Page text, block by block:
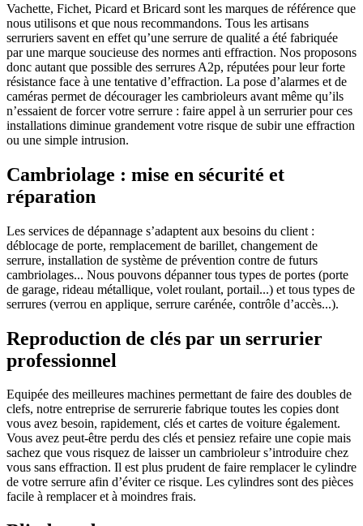
Vachette, Fichet, Picard et Bricard sont les marques de référence que
nous utilisons et que nous recommandons. Tous les artisans
serruriers savent en effet qu’une serrure de qualité a été fabriquée
par une marque soucieuse des normes anti effraction. Nos proposons
donc autant que possible des serrures A2p, réputées pour leur forte
résistance face à une tentative d’effraction. La pose d’alarmes et de
caméras permet de décourager les cambrioleurs avant même qu’ils
n’essaient de forcer votre serrure : faire appel à un serrurier pour ces
installations diminue grandement votre risque de subir une effraction
ou une simple intrusion.
Cambriolage : mise en sécurité et
réparation
Les services de dépannage s’adaptent aux besoins du client :
déblocage de porte, remplacement de barillet, changement de
serrure, installation de système de prévention contre de futurs
cambriolages... Nous pouvons dépanner tous types de portes (porte
de garage, rideau métallique, volet roulant, portail...) et tous types de
serrures (verrou en applique, serrure carénée, contrôle d’accès...).
Reproduction de clés par un serrurier
professionnel
Equipée des meilleures machines permettant de faire des doubles de
clefs, notre entreprise de serrurerie fabrique toutes les copies dont
vous avez besoin, rapidement, clés et cartes de voiture également.
Vous avez peut-être perdu des clés et pensiez refaire une copie mais
sachez que vous risquez de laisser un cambrioleur s’introduire chez
vous sans effraction. Il est plus prudent de faire remplacer le cylindre
de votre serrure afin d’éviter ce risque. Les cylindres sont des pièces
facile à remplacer et à moindres frais.